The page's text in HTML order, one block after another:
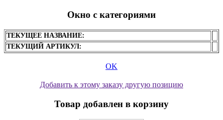
Окно с категориями
ТЕКУЩЕЕ НАЗВАНИЕ:
ТЕКУЩИЙ АРТИКУЛ:
OK
Добавить к этому заказу другую позицию
Товар добавлен в корзину